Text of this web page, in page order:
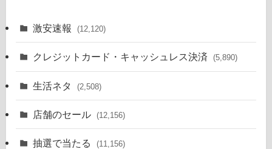
激安速報 (12,120)
クレジットカード・キャッシュレス決済 (5,890)
生活ネタ (2,508)
店舗のセール (12,156)
抽選で当たる (11,156)